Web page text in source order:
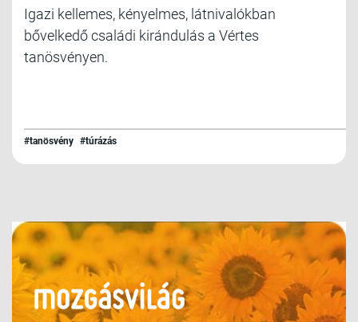
Igazi kellemes, kényelmes, látnivalókban
bővelkedő családi kirándulás a Vértes
tanösvényen.
#tanösvény #túrázás